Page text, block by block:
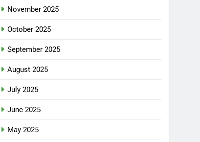
November 2025
October 2025
September 2025
August 2025
July 2025
June 2025
May 2025